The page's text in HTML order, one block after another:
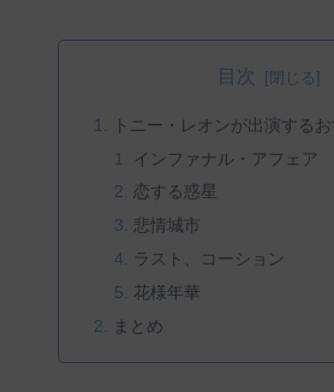
目次
トニー・レオンが出演する
インファナル・アフェア
恋する惑星
悲情城市
ラスト、コーション
花様年華
まとめ